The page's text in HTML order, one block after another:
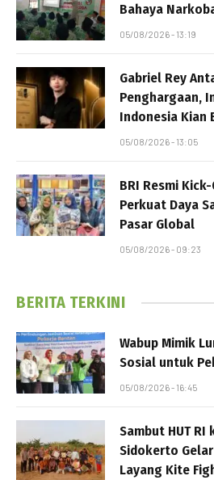
Bahaya
05/08/2026 - 13:19
Gabriel Rey
Penghargaan,
Indonesia Kian
05/08/2026 - 13:05
BRI Resmi
Perkuat Daya
Pasar Global
05/08/2026 - 09:23
BERITA TERKINI
Wabup Mimik
Sosial untuk
05/08/2026 - 16:45
Sambut HUT RI
Sidokerto
Layang Kite